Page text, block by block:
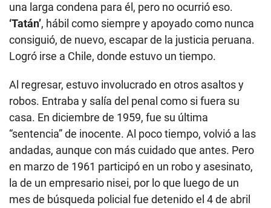
una larga condena para él, pero no ocurrió eso.
‘Tatán’, hábil como siempre y apoyado como nunca
consiguió, de nuevo, escapar de la justicia peruana.
Logró irse a Chile, donde estuvo un tiempo.
Al regresar, estuvo involucrado en otros asaltos y
robos. Entraba y salía del penal como si fuera su
casa. En diciembre de 1959, fue su última
“sentencia” de inocente. Al poco tiempo, volvió a las
andadas, aunque con más cuidado que antes. Pero
en marzo de 1961 participó en un robo y asesinato,
la de un empresario nisei, por lo que luego de un
mes de búsqueda policial fue detenido el 4 de abril